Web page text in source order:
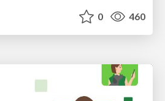
0 460